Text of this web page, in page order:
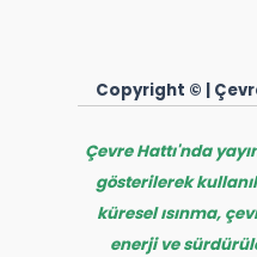
Copyright © |
Çevre Hattı'nda
gösterilerek
küresel ısınma,
enerji ve